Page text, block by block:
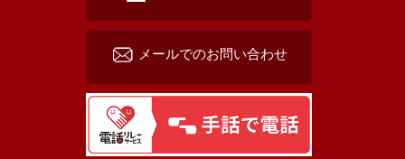
メールでのお問い合わせ